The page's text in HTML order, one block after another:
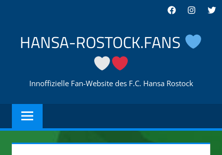
springen
Facebook
HANSA-ROSTOCK.FANS
Innoffizielle Fan-Website des F.C. Hansa Rostock